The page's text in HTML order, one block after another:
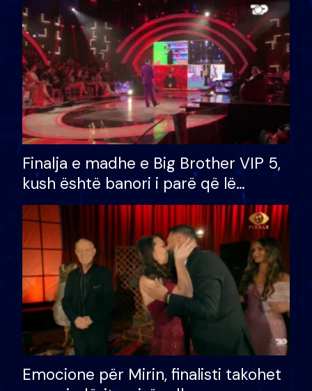
Finalja e madhe e Big Brother VIP 5,
kush është banori i parë që lë
shtëpinë dhe humb mundësinë për
të fituar çmimin e madh
Emocione për Mirin, finalisti takohet